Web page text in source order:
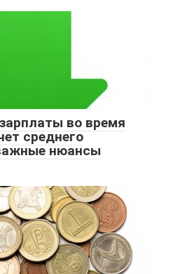
во время
среднего
нюансы